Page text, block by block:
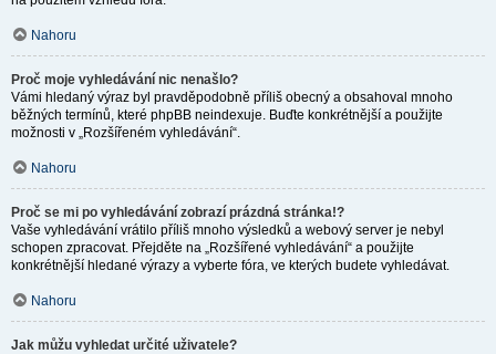
Nahoru
Proč moje vyhledávání nic nenašlo?
Vámi hledaný výraz byl pravděpodobně příliš obecný a obsahoval mnoho
běžných termínů, které phpBB neindexuje. Buďte konkrétnější a použijte
možnosti v „Rozšířeném vyhledávání“.
Nahoru
Proč se mi po vyhledávání zobrazí prázdná stránka!?
Vaše vyhledávání vrátilo příliš mnoho výsledků a webový server je nebyl
schopen zpracovat. Přejděte na „Rozšířené vyhledávání“ a použijte
konkrétnější hledané výrazy a vyberte fóra, ve kterých budete vyhledávat.
Nahoru
Jak můžu vyhledat určité uživatele?